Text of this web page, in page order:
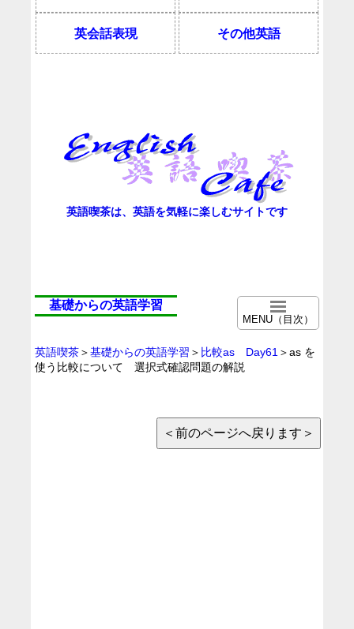
英会話表現 その他英語
英語喫茶は、英語を気軽に楽しむサイトです
基礎からの英語学習
MENU（目次）
英語喫茶＞基礎からの英語学習 ＞ 比較as Day61 ＞as を
使う比較について 選択式確認問題の解説